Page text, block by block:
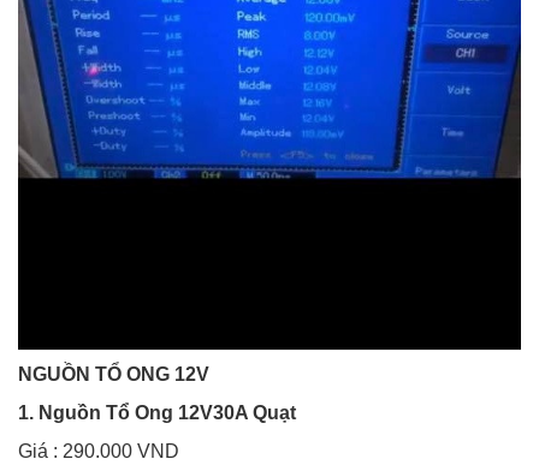
NGUỒN TỔ ONG 12V
1. Nguồn Tổ Ong 12V30A Quạt
Giá : 290.000 VND